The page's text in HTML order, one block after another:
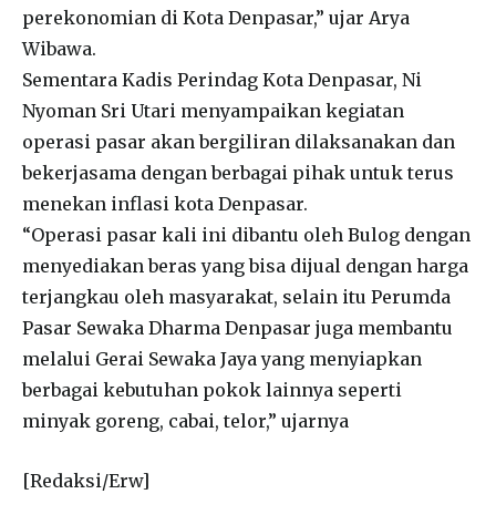
perekonomian di Kota Denpasar,” ujar Arya
Wibawa.
Sementara Kadis Perindag Kota Denpasar, Ni
Nyoman Sri Utari menyampaikan kegiatan
operasi pasar akan bergiliran dilaksanakan dan
bekerjasama dengan berbagai pihak untuk terus
menekan inflasi kota Denpasar.
“Operasi pasar kali ini dibantu oleh Bulog dengan
menyediakan beras yang bisa dijual dengan harga
terjangkau oleh masyarakat, selain itu Perumda
Pasar Sewaka Dharma Denpasar juga membantu
melalui Gerai Sewaka Jaya yang menyiapkan
berbagai kebutuhan pokok lainnya seperti
minyak goreng, cabai, telor,” ujarnya
[Redaksi/Erw]